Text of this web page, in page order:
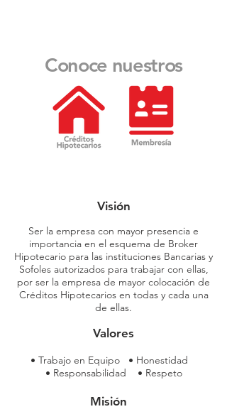
Conoce nuestros
Visión
Ser la empresa con mayor presencia e
importancia en el esquema de Broker
Hipotecario para las instituciones Bancarias y
Sofoles autorizados para trabajar con ellas,
por ser la empresa de mayor colocación de
Créditos Hipotecarios en todas y cada una
de ellas.
Valores
• Trabajo en Equipo • Honestidad
• Responsabilidad • Respeto
Misión